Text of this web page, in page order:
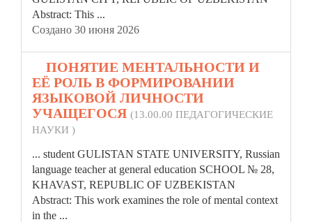
Abstract: This ...
Создано 30 июня 2026
ПОНЯТИЕ МЕНТАЛЬНОСТИ И
ЕЁ РОЛЬ В ФОРМИРОВАНИИ
ЯЗЫКОВОЙ ЛИЧНОСТИ
УЧАЩЕГОСЯ (13.00.00 ПЕДАГОГИЧЕСКИЕ
НАУКИ )
... student GULISTAN STATE UNIVERSITY, Russian
language teacher at general education SCHOOL № 28,
KHAVAST, REPUBLIC OF UZBEKISTAN
Abstract: This work examines the role of mental context
in the ...